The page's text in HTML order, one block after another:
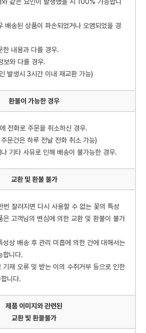
배송된 상품이 파손되었거나 오염되었을 경
내용과 다를 경우.
보와 다를 경우.
발생시 3시간 이내 재교환 가능)
환불이 가능한 경우
전화로 주문을 취소하신 경우.
문건은 하루 전날 전화 취소 가능)
기타 사유로 인해 배송이 불가능한 경우.
교환 및 환불 불가
번 잘려지면 다시 사용할 수 없는 꽃의 특성
은 고객님의 변심에 의한 교환 및 환불이 불가
성상 배송 후 관리 미흡에 의한 건에 대해서는
합니다.
재 오류 및 받는 이의 수취거부 등으로 인한
니다.
제품 이미지와 관련된
교환 빛 환불불가